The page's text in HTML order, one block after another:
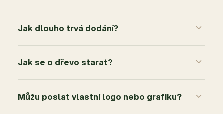
Jak dlouho trvá dodání?
Jak se o dřevo starat?
Můžu poslat vlastní logo nebo grafiku?